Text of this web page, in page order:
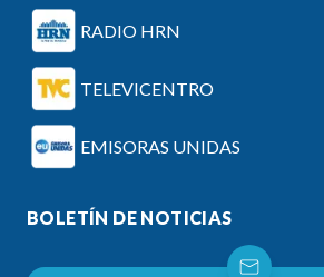
RADIO HRN
TELEVICENTRO
EMISORAS UNIDAS
BOLETÍN DE NOTICIAS